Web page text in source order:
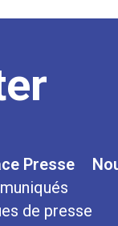
Presse
de presse